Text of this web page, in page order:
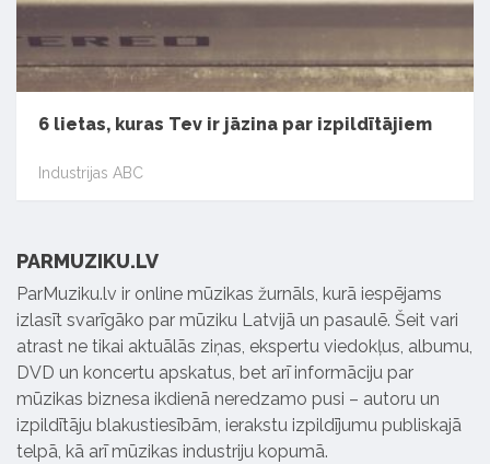
6 lietas, kuras Tev ir jāzina par izpildītājiem
Industrijas ABC
PARMUZIKU.LV
ParMuziku.lv ir online mūzikas žurnāls, kurā iespējams
izlasīt svarīgāko par mūziku Latvijā un pasaulē. Šeit vari
atrast ne tikai aktuālās ziņas, ekspertu viedokļus, albumu,
DVD un koncertu apskatus, bet arī informāciju par
mūzikas biznesa ikdienā neredzamo pusi – autoru un
izpildītāju blakustiesībām, ierakstu izpildījumu publiskajā
telpā, kā arī mūzikas industriju kopumā.